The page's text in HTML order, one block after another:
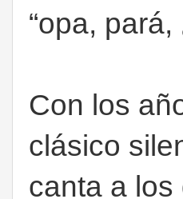
“opa,
Con los
clásico
canta a